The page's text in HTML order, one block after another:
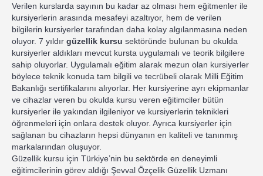
Verilen kurslarda sayının bu kadar az olması hem eğitmenler ile
kursiyerlerin arasında mesafeyi azaltıyor, hem de verilen
bilgilerin kursiyerler tarafından daha kolay algılanmasına neden
oluyor. 7 yıldır güzellik kursu sektöründe bulunan bu okulda
kursiyerler aldıkları mevcut kursta uygulamalı ve teorik bilgilere
sahip oluyorlar. Uygulamalı eğitim alarak mezun olan kursiyerler
böylece teknik konuda tam bilgili ve tecrübeli olarak Milli Eğitim
Bakanlığı sertifikalarını alıyorlar. Her kursiyerine ayrı ekipmanlar
ve cihazlar veren bu okulda kursu veren eğitimciler bütün
kursiyerler ile yakından ilgileniyor ve kursiyerlerin teknikleri
öğrenmeleri için onlara destek oluyor. Ayrıca kursiyerler için
sağlanan bu cihazların hepsi dünyanın en kaliteli ve tanınmış
markalarından oluşuyor.
Güzellik kursu için Türkiye’nin bu sektörde en deneyimli
eğitimcilerinin görev aldığı Şevval Özçelik Güzellik Uzmanı